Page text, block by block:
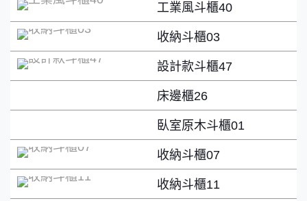
工業風斗櫃40
收納斗櫃03
設計款斗櫃47
床邊櫃26
臥室原木斗櫃01
收納斗櫃07
收納斗櫃11